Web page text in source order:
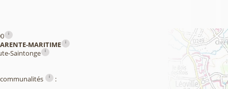
i
MARITIME i
Saintonge i
i
: